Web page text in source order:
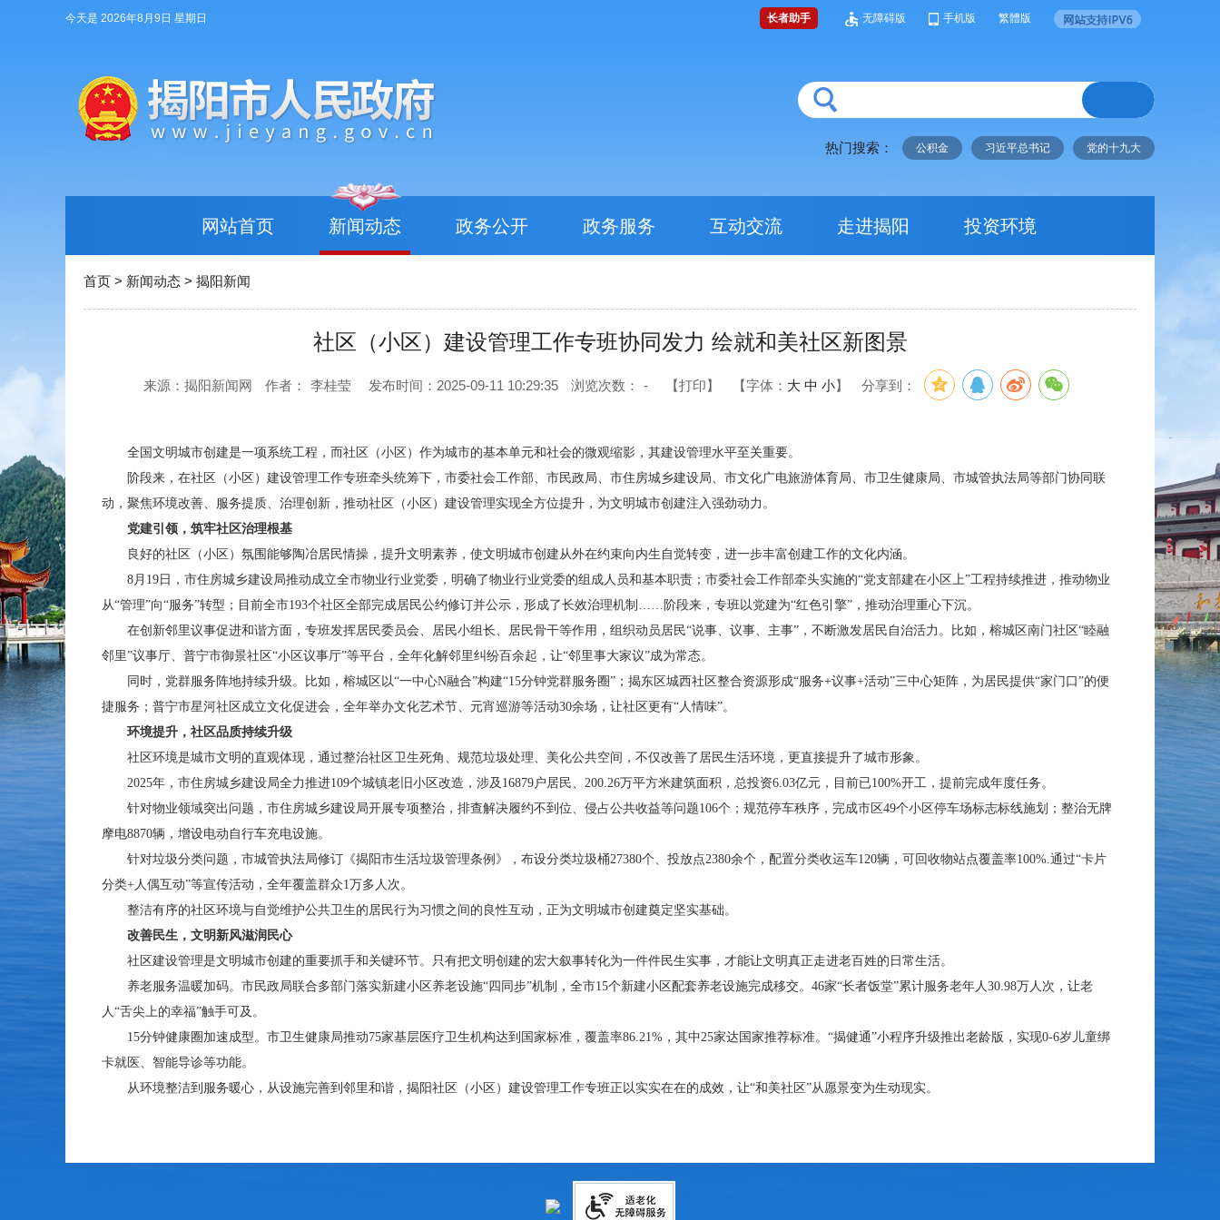
今天是 2026年8月9日 星期日 长者助手 无障碍版 手机版 繁體版
热门搜索： 公积金 习近平总书记 党的十九大
网站首页 新闻动态 政务公开 政务服务 互动交流 走进揭阳 投资环境
首页 > 新闻动态 > 揭阳新闻
社区（小区）建设管理工作专班协同发力 绘就和美社区新图景
来源：揭阳新闻网 作者： 李桂莹 发布时间：2025-09-11 10:29:35 浏览次数： - 【打印】 【字体： 大 中 小】 分享到：
全国文明城市创建是一项系统工程，而社区（小区）作为城市的基本单元和社会的微观缩影，其建设管理水平至关重要。
阶段来，在社区（小区）建设管理工作专班牵头统筹下，市委社会工作部、市民政局、市住房城乡建设局、市文化广电旅游体育局、市卫生健康局、市城管执法局等部门协同联
动，聚焦环境改善、服务提质、治理创新，推动社区（小区）建设管理实现全方位提升，为文明城市创建注入强劲动力。
党建引领，筑牢社区治理根基
良好的社区（小区）氛围能够陶冶居民情操，提升文明素养，使文明城市创建从外在约束向内生自觉转变，进一步丰富创建工作的文化内涵。
8月19日，市住房城乡建设局推动成立全市物业行业党委，明确了物业行业党委的组成人员和基本职责；市委社会工作部牵头实施的“党支部建在小区上”工程持续推进，推动物业
从“管理”向“服务”转型；目前全市193个社区全部完成居民公约修订并公示，形成了长效治理机制……阶段来，专班以党建为“红色引擎”，推动治理重心下沉。
在创新邻里议事促进和谐方面，专班发挥居民委员会、居民小组长、居民骨干等作用，组织动员居民“说事、议事、主事”，不断激发居民自治活力。比如，榕城区南门社区“睦融
邻里”议事厅、普宁市御景社区“小区议事厅”等平台，全年化解邻里纠纷百余起，让“邻里事大家议”成为常态。
同时，党群服务阵地持续升级。比如，榕城区以“一中心N融合”构建“15分钟党群服务圈”；揭东区城西社区整合资源形成“服务+议事+活动”三中心矩阵，为居民提供“家门口”的便
捷服务；普宁市星河社区成立文化促进会，全年举办文化艺术节、元宵巡游等活动30余场，让社区更有“人情味”。
环境提升，社区品质持续升级
社区环境是城市文明的直观体现，通过整治社区卫生死角、规范垃圾处理、美化公共空间，不仅改善了居民生活环境，更直接提升了城市形象。
2025年，市住房城乡建设局全力推进109个城镇老旧小区改造，涉及16879户居民、200.26万平方米建筑面积，总投资6.03亿元，目前已100%开工，提前完成年度任务。
针对物业领域突出问题，市住房城乡建设局开展专项整治，排查解决履约不到位、侵占公共收益等问题106个；规范停车秩序，完成市区49个小区停车场标志标线施划；整治无牌
摩电8870辆，增设电动自行车充电设施。
针对垃圾分类问题，市城管执法局修订《揭阳市生活垃圾管理条例》，布设分类垃圾桶27380个、投放点2380余个，配置分类收运车120辆，可回收物站点覆盖率100%.通过“卡片
分类+人偶互动”等宣传活动，全年覆盖群众1万多人次。
整洁有序的社区环境与自觉维护公共卫生的居民行为习惯之间的良性互动，正为文明城市创建奠定坚实基础。
改善民生，文明新风滋润民心
社区建设管理是文明城市创建的重要抓手和关键环节。只有把文明创建的宏大叙事转化为一件件民生实事，才能让文明真正走进老百姓的日常生活。
养老服务温暖加码。市民政局联合多部门落实新建小区养老设施“四同步”机制，全市15个新建小区配套养老设施完成移交。46家“长者饭堂”累计服务老年人30.98万人次，让老
人“舌尖上的幸福”触手可及。
15分钟健康圈加速成型。市卫生健康局推动75家基层医疗卫生机构达到国家标准，覆盖率86.21%，其中25家达国家推荐标准。“揭健通”小程序升级推出老龄版，实现0-6岁儿童绑
卡就医、智能导诊等功能。
从环境整洁到服务暖心，从设施完善到邻里和谐，揭阳社区（小区）建设管理工作专班正以实实在在的成效，让“和美社区”从愿景变为生动现实。